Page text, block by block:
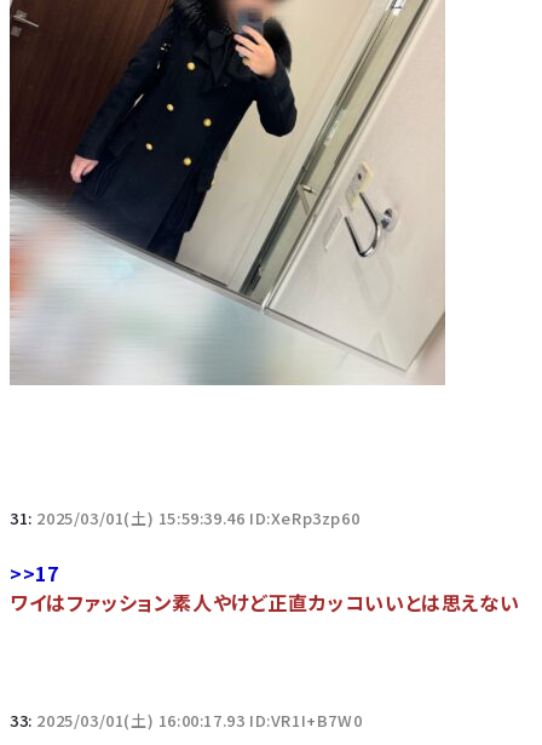
31: 2025/03/01(土) 15:59:39.46 ID:XeRp3zp60
>>17
ワイはファッション素人やけど正直カッコいいとは思えない
33: 2025/03/01(土) 16:00:17.93 ID:VR1I+B7W0